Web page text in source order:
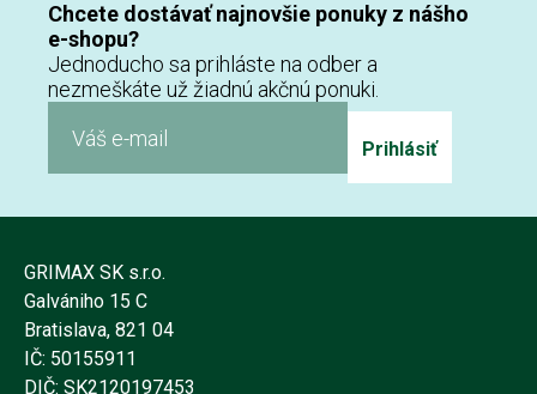
Chcete dostávať najnovšie ponuky z nášho
e-shopu?
Jednoducho sa prihláste na odber a
nezmeškáte už žiadnú akčnú ponuki.
Prihlásiť
GRIMAX SK s.r.o.
Galvániho 15 C
Bratislava, 821 04
IČ: 50155911
DIČ: SK2120197453